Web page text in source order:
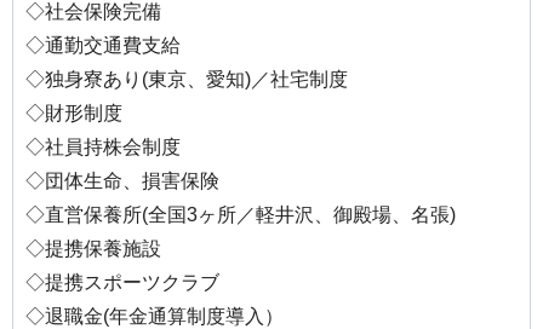
◇社会保険完備
◇通勤交通費支給
◇独身寮あり(東京、愛知)／社宅制度
◇財形制度
◇社員持株会制度
◇団体生命、損害保険
◇直営保養所(全国3ヶ所／軽井沢、御殿場、名張)
◇提携保養施設
◇提携スポーツクラブ
◇退職金(年金通算制度導入）